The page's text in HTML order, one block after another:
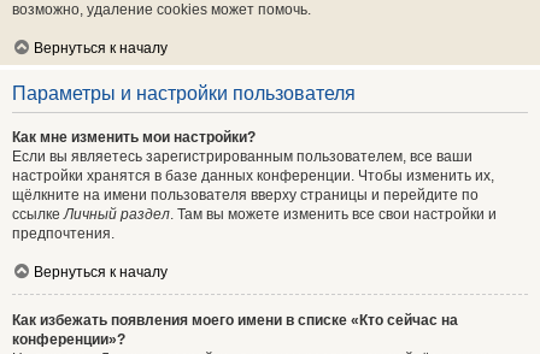
возможно, удаление cookies может помочь.
Вернуться к началу
Параметры и настройки пользователя
Как мне изменить мои настройки?
Если вы являетесь зарегистрированным пользователем, все ваши
настройки хранятся в базе данных конференции. Чтобы изменить их,
щёлкните на имени пользователя вверху страницы и перейдите по
ссылкеЛичный раздел. Там вы можете изменить все свои настройки и
предпочтения.
Вернуться к началу
Как избежать появления моего имени в списке «Кто сейчас на
конференции»?